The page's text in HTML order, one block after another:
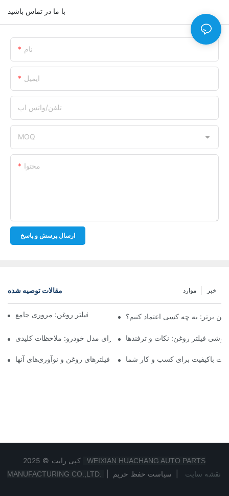
با ما در تماس باشید
نام
ایمیل
تلفن/واتس اپ
MOQ
محتوا
ارسال پرسش و پاسخ
مقالات توصیه شده خبر موارد
شرکت‌های برتر تولیدکننده فیلتر روغن: مروری جامعبرتر: به چه کسی اعتماد کنیم؟
انتخاب فیلتر روغن مناسب برای مدل خودرو: ملاحظات کلیدی
فیلتر روغن: نکات و ترفندها
نگاهی به تولیدکنندگان پیشرو فیلترهای روغن و نوآوری‌های آنها
باکیفیت برای کسب و کار شما
کپی رایت © 2025
WEIXIAN HUACHANG AUTO PARTS
MANUFACTURING CO.,LTD.
نقشه سایت سیاست حفظ حریم